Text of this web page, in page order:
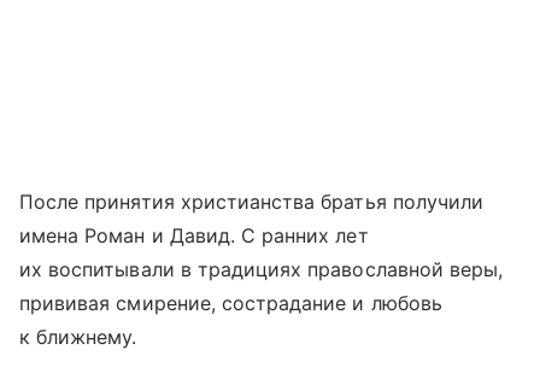
После принятия христианства братья получили
имена Роман и Давид. С ранних лет
их воспитывали в традициях православной веры,
прививая смирение, сострадание и любовь
к ближнему.